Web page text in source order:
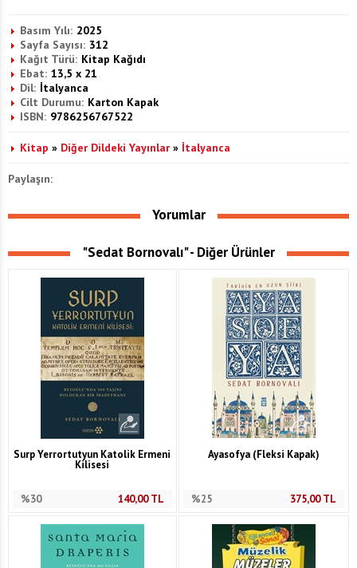
Basım Yılı: 2025
Sayfa Sayısı: 312
Kağıt Türü: Kitap Kağıdı
Ebat: 13,5 x 21
Dil: İtalyanca
Cilt Durumu: Karton Kapak
ISBN: 9786256767522
Kitap » Diğer Dildeki Yayınlar » İtalyanca
Paylaşın:
Yorumlar
"Sedat Bornovalı" - Diğer Ürünler
Surp Yerrortutyun Katolik Ermeni
Kilisesi
%30 140,00TL
Ayasofya (Fleksi Kapak)
%25 375,00TL